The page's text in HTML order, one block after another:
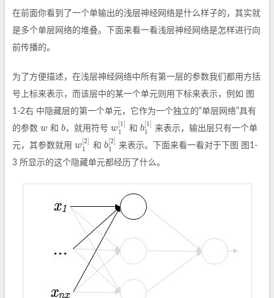
在前面你看到了一个单输出的浅层神经网络是什么样子的，其实就
是多个单层网络的堆叠。下面来看一看浅层神经网络是怎样进行向
前传播的。
为了方便描述，在浅层神经网络中所有第一层的参数我们都用方括
号上标来表示，而该层中的某一个单元则用下标来表示，例如 图
1-2右 中隐藏层的第一个单元，它作为一个独立的“单层网络”具有
的参数 w
w 和 b
b，就用符号 w
[1]
1
w1 [1]
和 b
[1]
1
b1 [ 1]
来表示，输出层只有一个单
元，其参数就用 w
[2]
1
w1 [ 2]
和 b
[2]
1
b1 [ 2]
来表示。下面来看一看对于下图 图1-
3 所显示的这个隐藏单元都经历了什么。